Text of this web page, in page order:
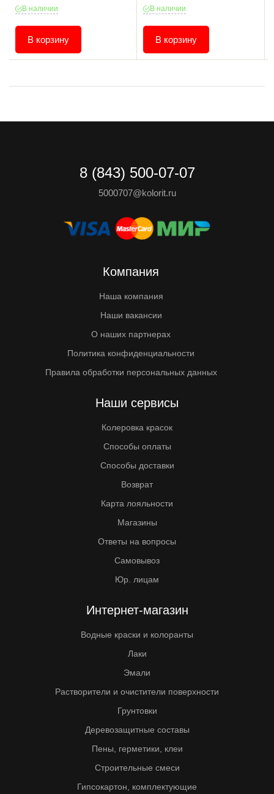
В наличии
В корзину
В наличии
В корзину
8 (843) 500-07-07
5000707@kolorit.ru
Компания
Наша компания
Наши вакансии
О наших партнерах
Политика конфиденциальности
Правила обработки персональных данных
Наши сервисы
Колеровка красок
Способы оплаты
Способы доставки
Возврат
Карта лояльности
Магазины
Ответы на вопросы
Самовывоз
Юр. лицам
Интернет-магазин
Водные краски и колоранты
Лаки
Эмали
Растворители и очистители поверхности
Грунтовки
Деревозащитные составы
Пены, герметики, клеи
Строительные смеси
Гипсокартон, комплектующие